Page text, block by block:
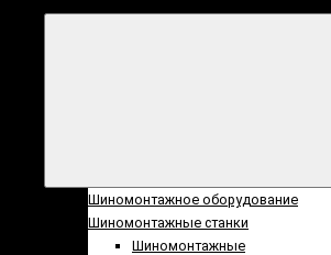
Шиномонтажное оборудование
Шиномонтажные станки
Шиномонтажные